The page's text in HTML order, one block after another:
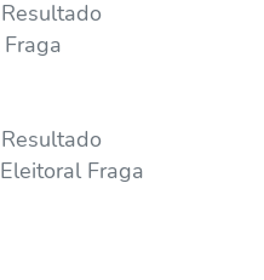
Fraga